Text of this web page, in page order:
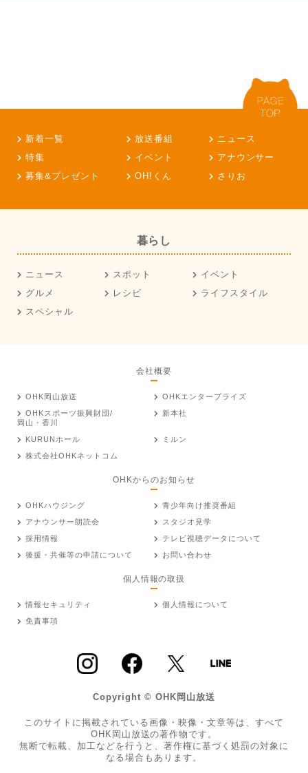
新着一覧 放送番組
ニュース
特集
イベント
アナウンサー
募集&プレゼント
OH!くん さりお
暮らし
ニュース スポット
イベント
グルメ
レシピ
ライフスタイル
スペシャル
会社概要
OHK岡山放送
OHKエンタープライズ
OHKスポーツ振興財団/
岡山・香川
新本社
KURUNホール
ミルン
株式会社OHKネットコム
OHKからのお知らせ
OHKハウジング
青少年向け推奨番組
アナウンサー朗読会
スタジオ見学
採用情報
テレビ視聴データについて
後援・共催等の申請について
お問い合わせ
個人情報の取扱
情報セキュリティ
個人情報について
免責事項
Copyright © OHK岡山放送
このサイトに掲載されている画像・映像・文章等は、すべて
OHK岡山放送の著作物です。
無断で転載、加工などを行うと、著作権に基づく処罰の対象に
なる場合もあります。